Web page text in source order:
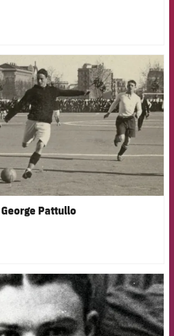
FCB Barcelona badge
George Pattullo
FCB Barcelona badge